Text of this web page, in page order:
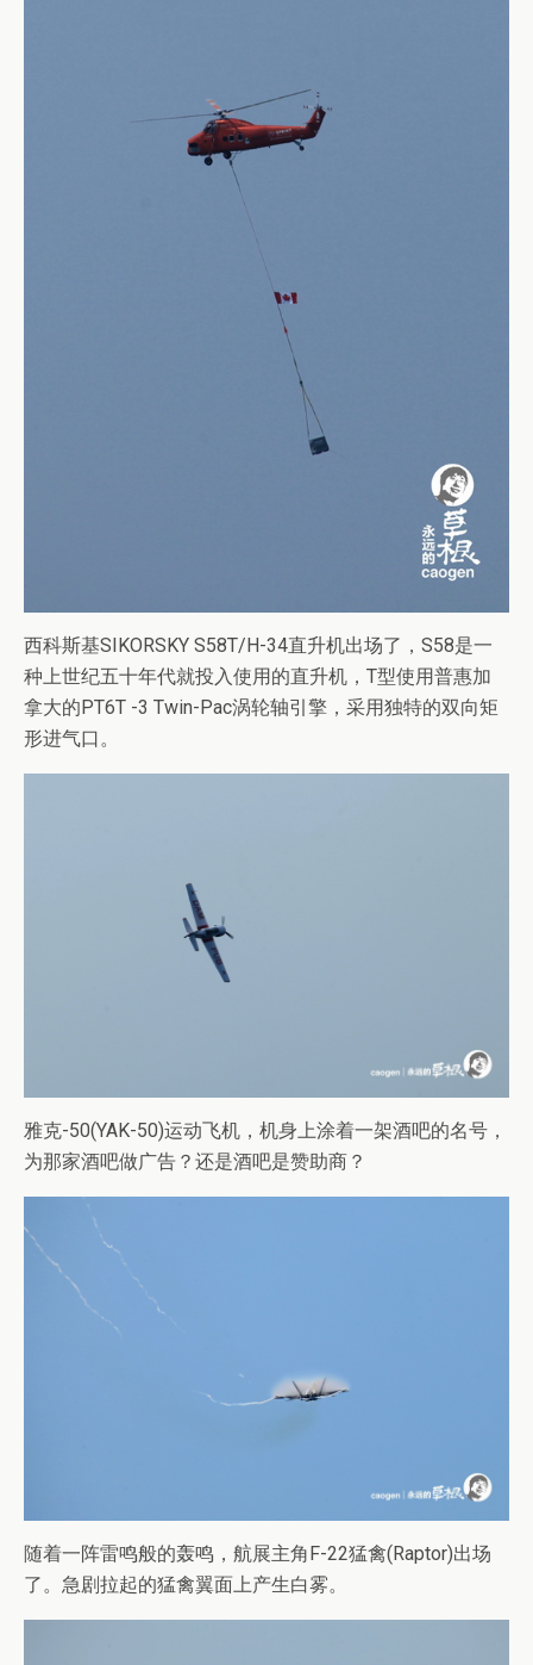
西科斯基SIKORSKY S58T/H-34直升机出场了，S58是一
种上世纪五十年代就投入使用的直升机，T型使用普惠加
拿大的PT6T -3 Twin-Pac涡轮轴引擎，采用独特的双向矩
形进气口。
雅克-50(YAK-50)运动飞机，机身上涂着一架酒吧的名号，
为那家酒吧做广告？还是酒吧是赞助商？
随着一阵雷鸣般的轰鸣，航展主角F-22猛禽(Raptor)出场
了。急剧拉起的猛禽翼面上产生白雾。